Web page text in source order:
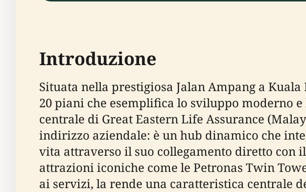
Introduzione
Situata nella prestigiosa Jalan Ampang a
20 piani che esemplifica lo sviluppo moderno
centrale di Great Eastern Life Assurance
indirizzo aziendale: è un hub dinamico che
vita attraverso il suo collegamento diretto con
attrazioni iconiche come le Petronas Twin
ai servizi, la rende una caratteristica centrale